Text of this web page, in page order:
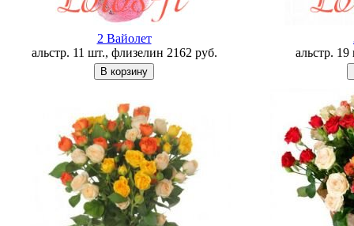
2 Вайолет
альстр. 11 шт., флизелин 2162 руб.
альстр.